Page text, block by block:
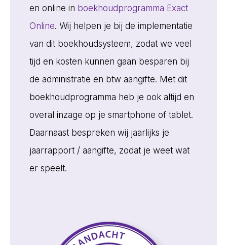
en online in boekhoudprogramma Exact
Online. Wij helpen je bij de implementatie
van dit boekhoudsysteem, zodat we veel
tijd en kosten kunnen gaan besparen bij
de administratie en btw aangifte. Met dit
boekhoudprogramma heb je ook altijd en
overal inzage op je smartphone of tablet.
Daarnaast bespreken wij jaarlijks je
jaarrapport / aangifte, zodat je weet wat
er speelt.